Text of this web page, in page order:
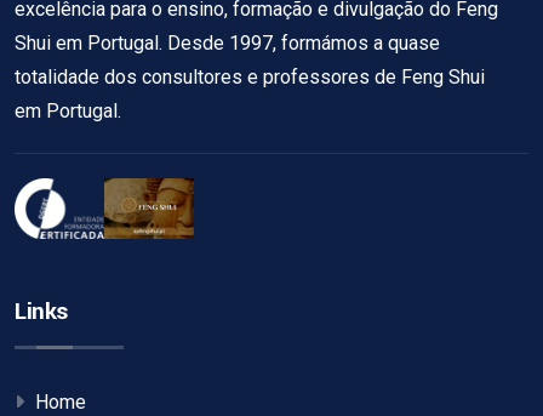
excelência para o ensino, formação e divulgação do Feng
Shui em Portugal. Desde 1997, formámos a quase
totalidade dos consultores e professores de Feng Shui
em Portugal.
Links
Home